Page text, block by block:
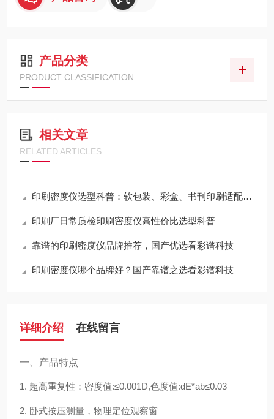
产品分类
PRODUCT CLASSIFICATION
相关文章
RELATED ARTICLES
印刷密度仪选型科普：软包装、彩盒、书刊印刷适配方案
印刷厂日常质检印刷密度仪高性价比选型科普
靠谱的印刷密度仪品牌推荐，国产优选看彩谱科技
印刷密度仪哪个品牌好？国产靠谱之选看彩谱科技
详细介绍 在线留言
一、 产品特点
1. 超高重复性：密度值:≤0.001D,色度值:dE*ab≤0.03
2. 卧式按压测量，物理定位观察窗